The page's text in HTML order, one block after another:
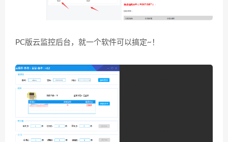
PC版云监控后台，就一个软件可以搞定~！